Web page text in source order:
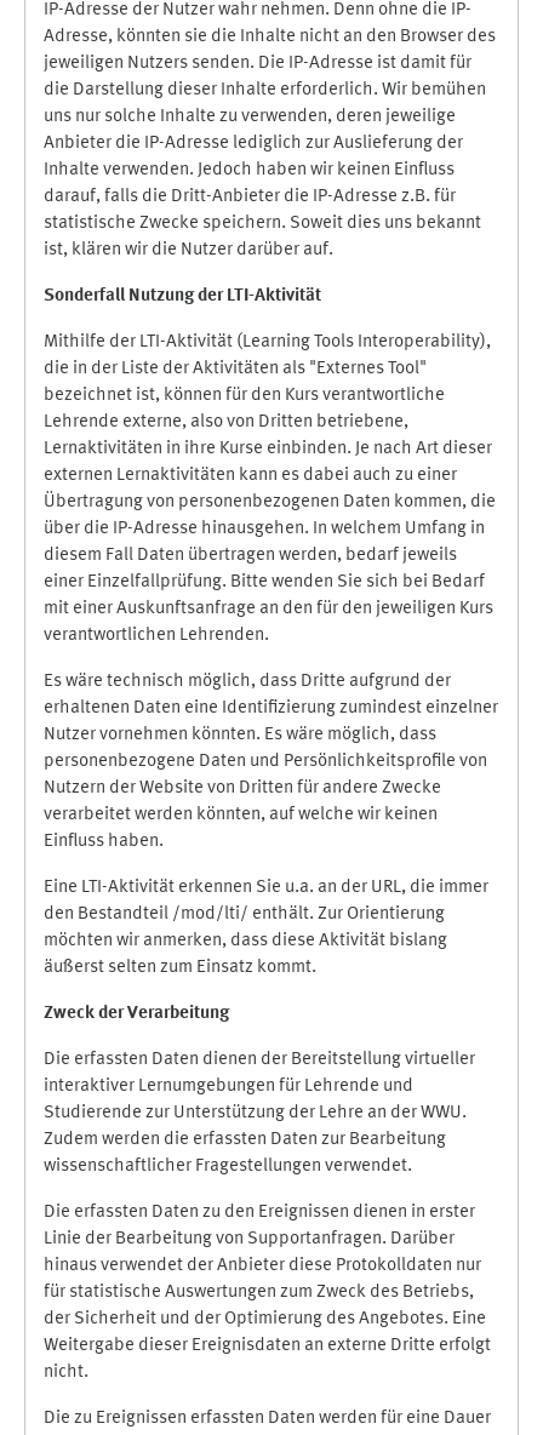
IP-Adresse der Nutzer wahr nehmen. Denn ohne die IP-
Adresse, könnten sie die Inhalte nicht an den Browser des
jeweiligen Nutzers senden. Die IP-Adresse ist damit für
die Darstellung dieser Inhalte erforderlich. Wir bemühen
uns nur solche Inhalte zu verwenden, deren jeweilige
Anbieter die IP-Adresse lediglich zur Auslieferung der
Inhalte verwenden. Jedoch haben wir keinen Einfluss
darauf, falls die Dritt-Anbieter die IP-Adresse z.B. für
statistische Zwecke speichern. Soweit dies uns bekannt
ist, klären wir die Nutzer darüber auf.
Sonderfall Nutzung der LTI-Aktivität
Mithilfe der LTI-Aktivität (Learning Tools Interoperability),
die in der Liste der Aktivitäten als "Externes Tool"
bezeichnet ist, können für den Kurs verantwortliche
Lehrende externe, also von Dritten betriebene,
Lernaktivitäten in ihre Kurse einbinden. Je nach Art dieser
externen Lernaktivitäten kann es dabei auch zu einer
Übertragung von personenbezogenen Daten kommen, die
über die IP-Adresse hinausgehen. In welchem Umfang in
diesem Fall Daten übertragen werden, bedarf jeweils
einer Einzelfallprüfung. Bitte wenden Sie sich bei Bedarf
mit einer Auskunftsanfrage an den für den jeweiligen Kurs
verantwortlichen Lehrenden.
Es wäre technisch möglich, dass Dritte aufgrund der
erhaltenen Daten eine Identifizierung zumindest einzelner
Nutzer vornehmen könnten. Es wäre möglich, dass
personenbezogene Daten und Persönlichkeitsprofile von
Nutzern der Website von Dritten für andere Zwecke
verarbeitet werden könnten, auf welche wir keinen
Einfluss haben.
Eine LTI-Aktivität erkennen Sie u.a. an der URL, die immer
den Bestandteil /mod/lti/ enthält. Zur Orientierung
möchten wir anmerken, dass diese Aktivität bislang
äußerst selten zum Einsatz kommt.
Zweck der Verarbeitung
Die erfassten Daten dienen der Bereitstellung virtueller
interaktiver Lernumgebungen für Lehrende und
Studierende zur Unterstützung der Lehre an der WWU.
Zudem werden die erfassten Daten zur Bearbeitung
wissenschaftlicher Fragestellungen verwendet.
Die erfassten Daten zu den Ereignissen dienen in erster
Linie der Bearbeitung von Supportanfragen. Darüber
hinaus verwendet der Anbieter diese Protokolldaten nur
für statistische Auswertungen zum Zweck des Betriebs,
der Sicherheit und der Optimierung des Angebotes. Eine
Weitergabe dieser Ereignisdaten an externe Dritte erfolgt
nicht.
Die zu Ereignissen erfassten Daten werden für eine Dauer